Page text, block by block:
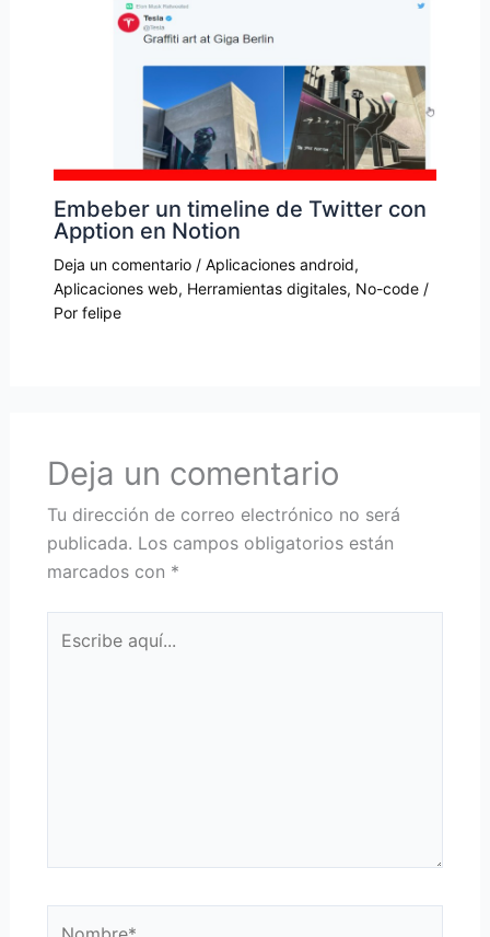
Embeber un timeline de Twitter con
Apption en Notion
Deja un comentario / Aplicaciones android,
Aplicaciones web, Herramientas digitales, No-code/
Por felipe
Deja un comentario
Tu dirección de correo electrónico no será
publicada. Los campos obligatorios están
marcados con *
aquí...